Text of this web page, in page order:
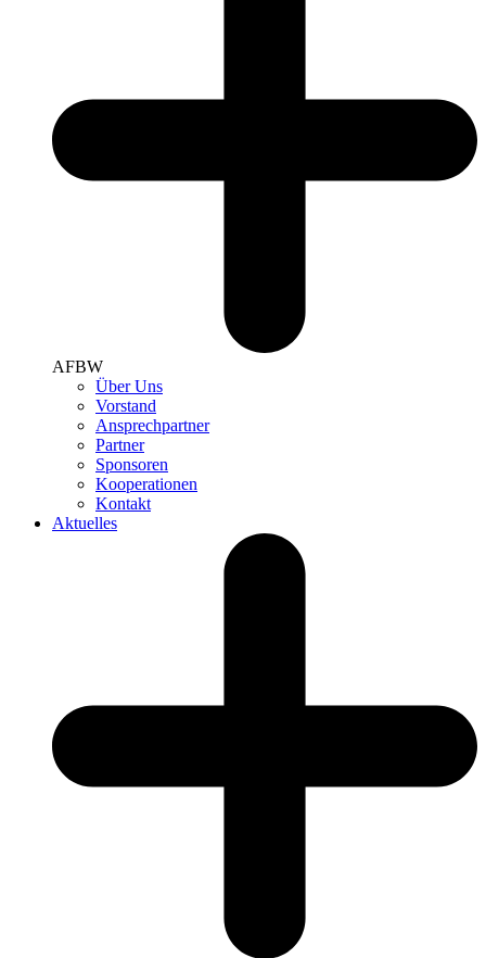
AFBW
Über Uns
Vorstand
Ansprechpartner
Partner
Sponsoren
Kooperationen
Kontakt
Aktuelles